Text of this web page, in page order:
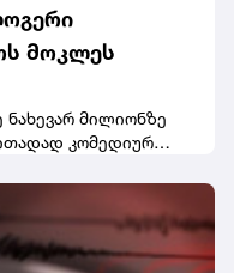
მოკლეს
ნახევარ მილიონზე
კომედიურ
პირველი
23 წლის ვალერია